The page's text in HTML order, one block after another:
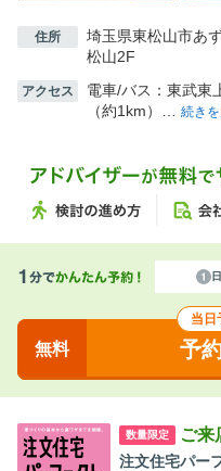
住所
埼玉県東松山市あ
松山2F
アクセス
電車/バス：東武東
（約1km）… 続き
当日
無料 予
数量限定 ご来
注文住宅パー